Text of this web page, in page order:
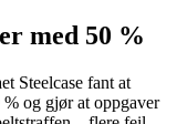
med 50 %
Steelcase fant at
og gjør at oppgaver